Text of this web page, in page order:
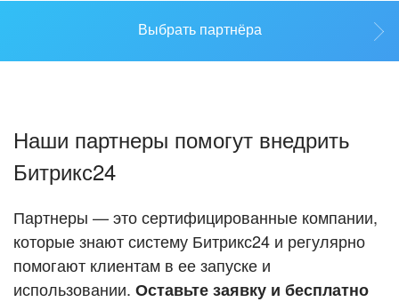
ПОДДЕРЖКА
ВХОД
ВХОД
Стать партнёром
Кейсы партнёров
Смотреть видеокейсы
Выбрать партнёра
Наши партнеры помогут внедрить
Битрикс24
Партнеры — это сертифицированные компании,
которые знают систему Битрикс24 и регулярно
помогают клиентам в ее запуске и
использовании. Оставьте заявку и бесплатно